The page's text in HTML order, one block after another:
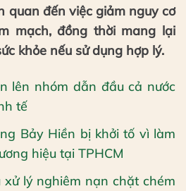
quan đến việc giảm nguy cơ
mạch, đồng thời mang lại
khỏe nếu sử dụng hợp lý.
lên nhóm dẫn đầu cả nước
tế
Bảy Hiền bị khởi tố vì làm
hiệu tại TPHCM
xử lý nghiêm nạn chặt chém